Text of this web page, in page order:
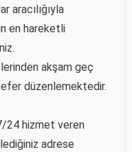
aracılığıyla
en hareketli
akşam geç
düzenlemektedir.
24 hizmet veren
adrese